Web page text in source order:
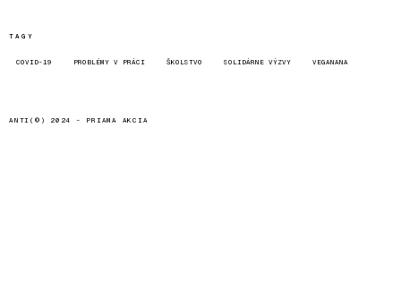
TAGY
COVID-19 PROBLÉMY V PRÁCI ŠKOLSTVO SOLIDÁRNE VÝZVY VEGANANA
ANTI(©) 2024 - PRIAMA AKCIA